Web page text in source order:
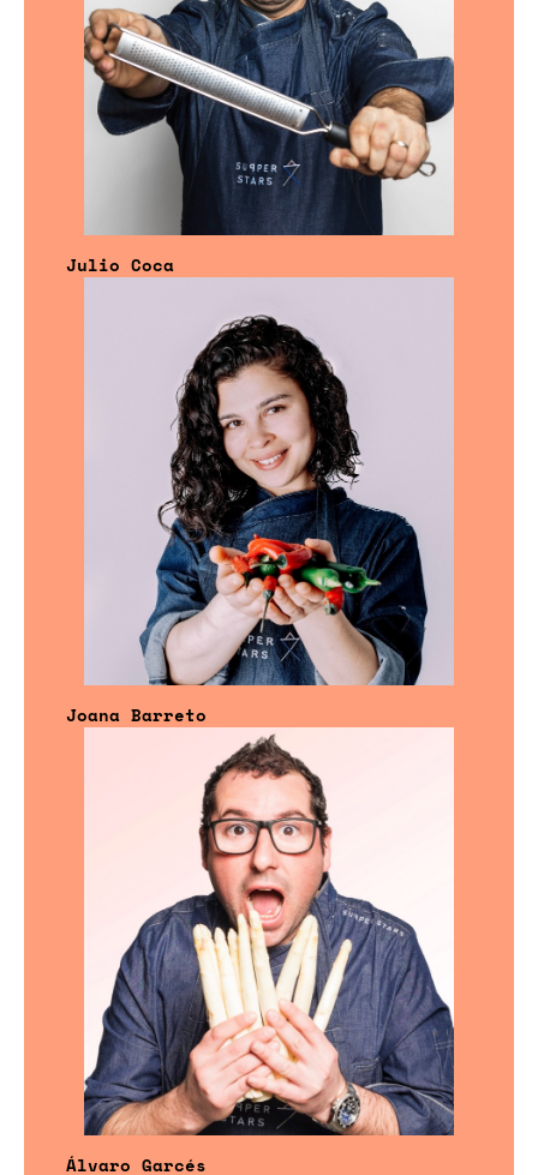
Julio Coca
Joana Barreto
Álvaro Garcés